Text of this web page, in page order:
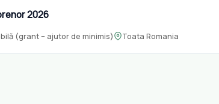
2026
(grant – ajutor de minimis) Toata Romania